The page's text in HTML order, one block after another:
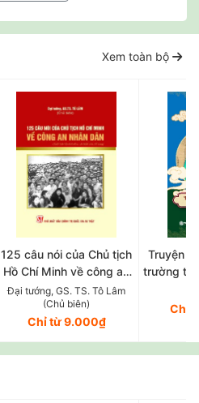
Xem toàn bộ
125 câu nói của Chủ tịch
Hồ Chí Minh về công an
nhân dân (Xuất bản lần
thứ năm, có chỉnh sửa, bổ
sung)
Đại tướng, GS. TS. Tô Lâm
(Chủ biên)
Chỉ từ 9.000₫
Truyện
trường
Chỉ